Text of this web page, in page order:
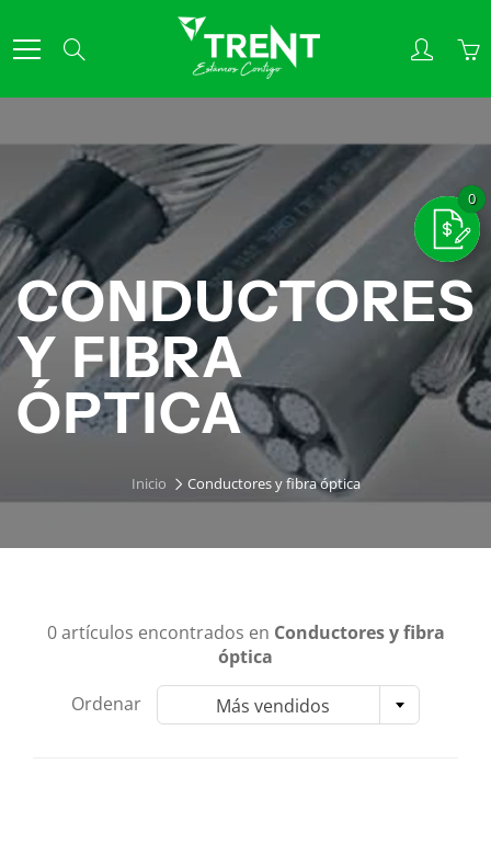
to
Content
CONDUCTORES
Y FIBRA
ÓPTICA
Inicio Conductores y fibra óptica
0 artículos encontrados en Conductores y fibra
óptica
Ordenar
Más vendidos